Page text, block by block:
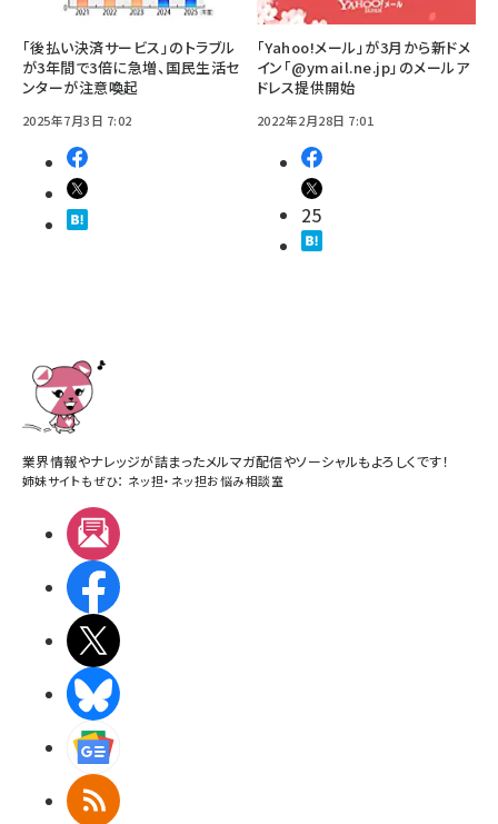
「後払い決済サービス」のトラブル
が3年間で3倍に急増、国民生活セ
ンターが注意喚起
2025年7月3日 7:02
「Yahoo!メール」が3月から新ドメ
イン「@ymail.ne.jp」のメールア
ドレス提供開始
2022年2月28日 7:01
25
業界情報やナレッジが詰まったメルマガ配信やソーシャルもよろしくです！
姉妹サイトもぜひ： ネッ担・ ネッ担お悩み相談室
RSS